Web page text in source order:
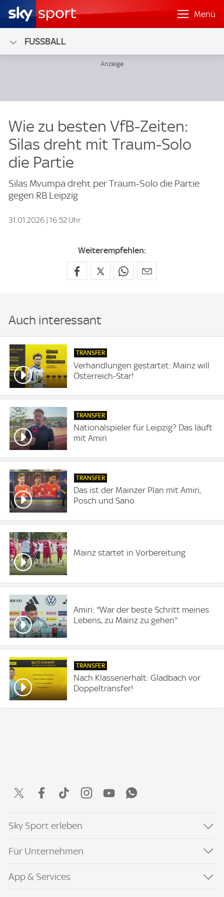
Menü
FUSSBALL
Wie zu besten VfB-Zeiten:
Silas dreht mit Traum-Solo
die Partie
Silas Mvumpa dreht per Traum-Solo die Partie
gegen RB Leipzig
31.01.2026 | 16:52 Uhr
Weiterempfehlen:
Auch interessant
TRANSFER
Verhandlungen gestartet: Mainz will
Österreich-Star!
TRANSFER
Nationalspieler für Leipzig? Das läuft
mit Amiri
TRANSFER
Das ist der Mainzer Plan mit Amiri,
Posch und Sano
Mainz startet in Vorbereitung
Amiri: ''War der beste Schritt meines
Lebens, zu Mainz zu gehen''
TRANSFER
Nach Klassenerhalt: Gladbach vor
Doppeltransfer!
Sky Sport erleben
Für Unternehmen
App & Services